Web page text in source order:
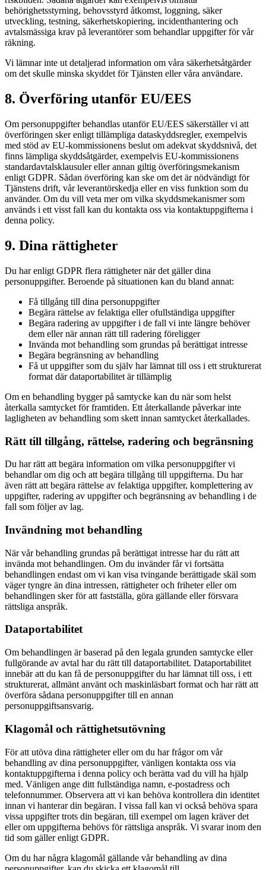
behörighetsstyrning, behovsstyrd åtkomst, loggning, säker
utveckling, testning, säkerhetskopiering, incidenthantering och
avtalsmässiga krav på leverantörer som behandlar uppgifter för vår
räkning.
Vi lämnar inte ut detaljerad information om våra säkerhetsåtgärder
om det skulle minska skyddet för Tjänsten eller våra användare.
8. Överföring utanför EU/EES
Om personuppgifter behandlas utanför EU/EES säkerställer vi att
överföringen sker enligt tillämpliga dataskyddsregler, exempelvis
med stöd av EU-kommissionens beslut om adekvat skyddsnivå, det
finns lämpliga skyddsåtgärder, exempelvis EU-kommissionens
standardavtalsklausuler eller annan giltig överföringsmekanism
enligt GDPR. Sådan överföring kan ske om det är nödvändigt för
Tjänstens drift, vår leverantörskedja eller en viss funktion som du
använder. Om du vill veta mer om vilka skyddsmekanismer som
används i ett visst fall kan du kontakta oss via kontaktuppgifterna i
denna policy.
9. Dina rättigheter
Du har enligt GDPR flera rättigheter när det gäller dina
personuppgifter. Beroende på situationen kan du bland annat:
Få tillgång till dina personuppgifter
Begära rättelse av felaktiga eller ofullständiga uppgifter
Begära radering av uppgifter i de fall vi inte längre behöver
dem eller när annan rätt till radering föreligger
Invända mot behandling som grundas på berättigat intresse
Begära begränsning av behandling
Få ut uppgifter som du själv har lämnat till oss i ett strukturerat
format där dataportabilitet är tillämplig
Om en behandling bygger på samtycke kan du när som helst
återkalla samtycket för framtiden. Ett återkallande påverkar inte
lagligheten av behandling som skett innan samtycket återkallades.
Rätt till tillgång, rättelse, radering och begränsning
Du har rätt att begära information om vilka personuppgifter vi
behandlar om dig och att begära tillgång till uppgifterna. Du har
även rätt att begära rättelse av felaktiga uppgifter, komplettering av
uppgifter, radering av uppgifter och begränsning av behandling i de
fall som följer av lag.
Invändning mot behandling
När vår behandling grundas på berättigat intresse har du rätt att
invända mot behandlingen. Om du invänder får vi fortsätta
behandlingen endast om vi kan visa tvingande berättigade skäl som
väger tyngre än dina intressen, rättigheter och friheter eller om
behandlingen sker för att fastställa, göra gällande eller försvara
rättsliga anspråk.
Dataportabilitet
Om behandlingen är baserad på den legala grunden samtycke eller
fullgörande av avtal har du rätt till dataportabilitet. Dataportabilitet
innebär att du kan få de personuppgifter du har lämnat till oss, i ett
strukturerat, allmänt använt och maskinläsbart format och har rätt att
överföra sådana personuppgifter till en annan
personuppgiftsansvarig.
Klagomål och rättighetsutövning
För att utöva dina rättigheter eller om du har frågor om vår
behandling av dina personuppgifter, vänligen kontakta oss via
kontaktuppgifterna i denna policy och berätta vad du vill ha hjälp
med. Vänligen ange ditt fullständiga namn, e-postadress och
telefonnummer. Observera att vi kan behöva kontrollera din identitet
innan vi hanterar din begäran. I vissa fall kan vi också behöva spara
vissa uppgifter trots din begäran, till exempel om lagen kräver det
eller om uppgifterna behövs för rättsliga anspråk. Vi svarar inom den
tid som gäller enligt GDPR.
Om du har några klagomål gällande vår behandling av dina